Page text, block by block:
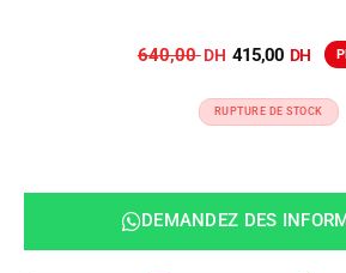
640,00 415,00
RUPTURE DE STOCK
DEMANDEZ DES